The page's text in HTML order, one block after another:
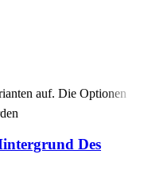
auf. Die Optionen
Des